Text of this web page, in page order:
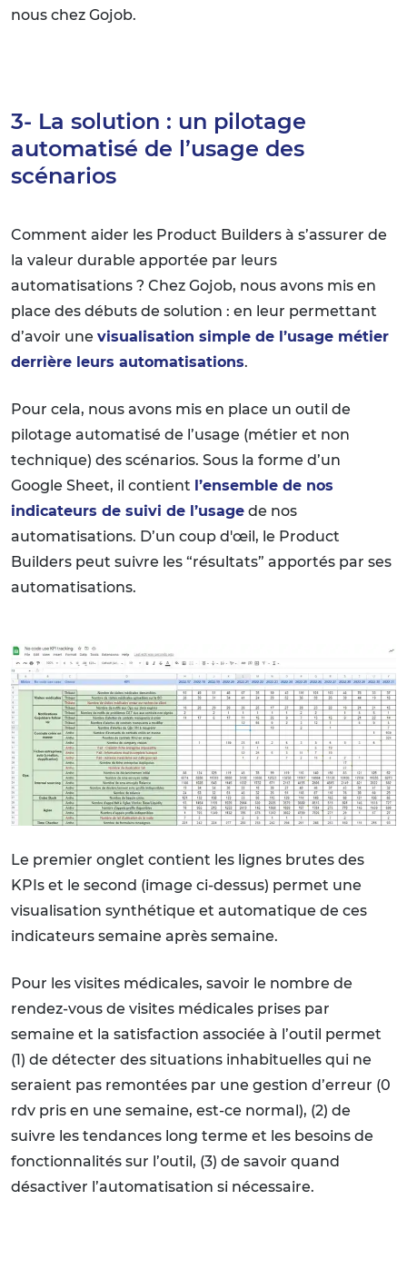
nous chez Gojob.
3- La solution : un pilotage
automatisé de l’usage des
scénarios
Comment aider les Product Builders à s’assurer de
la valeur durable apportée par leurs
automatisations ? Chez Gojob, nous avons mis en
place des débuts de solution : en leur permettant
d’avoir une visualisation simple de l’usage métier
derrière leurs automatisations.
Pour cela, nous avons mis en place un outil de
pilotage automatisé de l’usage (métier et non
technique) des scénarios. Sous la forme d’un
Google Sheet, il contient l’ensemble de nos
indicateurs de suivi de l’usage de nos
automatisations. D’un coup d'œil, le Product
Builders peut suivre les “résultats” apportés par ses
automatisations.
Le premier onglet contient les lignes brutes des
KPIs et le second (image ci-dessus) permet une
visualisation synthétique et automatique de ces
indicateurs semaine après semaine.
Pour les visites médicales, savoir le nombre de
rendez-vous de visites médicales prises par
semaine et la satisfaction associée à l’outil permet
(1) de détecter des situations inhabituelles qui ne
seraient pas remontées par une gestion d’erreur (0
rdv pris en une semaine, est-ce normal), (2) de
suivre les tendances long terme et les besoins de
fonctionnalités sur l’outil, (3) de savoir quand
désactiver l’automatisation si nécessaire.